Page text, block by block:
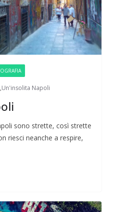
,Un'insolita Napoli
sono strette, così strette
riesci neanche a respire,